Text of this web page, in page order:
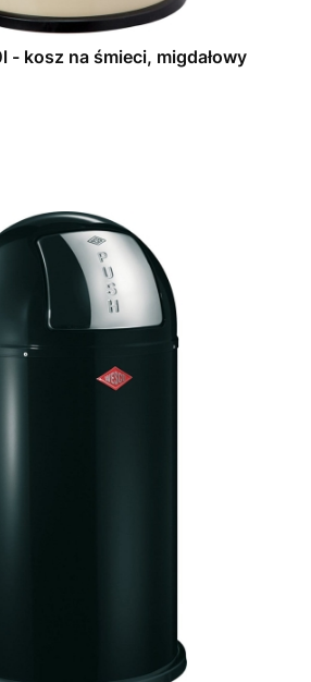
- kosz na śmieci, migdałowy